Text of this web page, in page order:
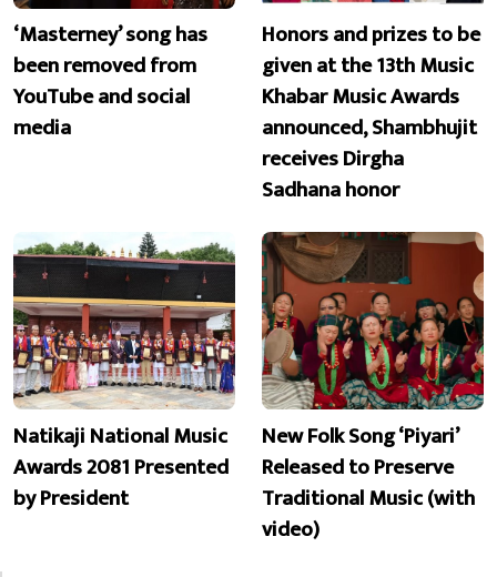
‘Masterney’ song has
been removed from
YouTube and social
media
Honors and prizes to be
given at the 13th Music
Khabar Music Awards
announced, Shambhujit
receives Dirgha
Sadhana honor
Natikaji National Music
Awards 2081 Presented
by President
New Folk Song ‘Piyari’
Released to Preserve
Traditional Music (with
video)